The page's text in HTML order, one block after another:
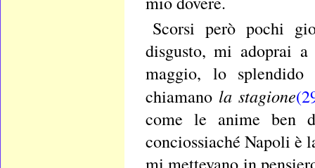
Scorsi però pochi
disgusto, mi adoprai
maggio, lo
chiamano la stagione
come le anime ben
conciossiaché Napoli è